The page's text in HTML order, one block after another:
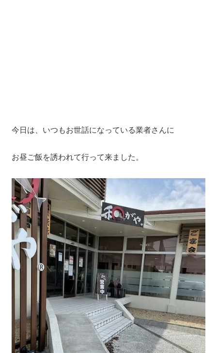
今日は、いつもお世話になっている業者さんに
お昼ご飯を誘われて行って来ました。